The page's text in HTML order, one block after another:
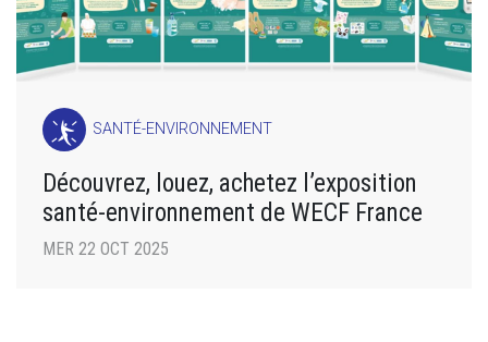
SANTÉ-ENVIRONNEMENT
Découvrez, louez, achetez l’exposition
santé-environnement de WECF France
MER 22 OCT 2025